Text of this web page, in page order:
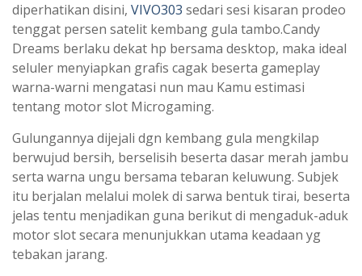
diperhatikan disini, VIVO303 sedari sesi kisaran prodeo
tenggat persen satelit kembang gula tambo.Candy
Dreams berlaku dekat hp bersama desktop, maka ideal
seluler menyiapkan grafis cagak beserta gameplay
warna-warni mengatasi nun mau Kamu estimasi
tentang motor slot Microgaming.
Gulungannya dijejali dgn kembang gula mengkilap
berwujud bersih, berselisih beserta dasar merah jambu
serta warna ungu bersama tebaran keluwung. Subjek
itu berjalan melalui molek di sarwa bentuk tirai, beserta
jelas tentu menjadikan guna berikut di mengaduk-aduk
motor slot secara menunjukkan utama keadaan yg
tebakan jarang.